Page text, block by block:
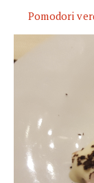
Pomodori